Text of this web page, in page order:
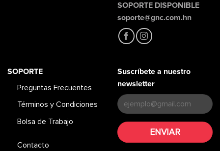
SOPORTE DISPONIBLE
soporte@gnc.com.hn
SOPORTE
Preguntas Frecuentes
Términos y Condiciones
Bolsa de Trabajo
Contacto
Suscríbete a nuestro
newsletter